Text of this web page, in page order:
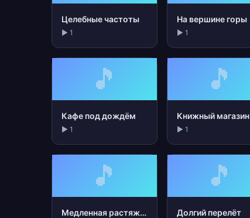
Целебные частоты
▶ 1
На вершине горы
▶ 1
🎵
Кафе под дождём
▶ 1
🎵
Книжный магазин
▶ 1
🎵
Медленная растяжка
🎵
Долгий перелёт